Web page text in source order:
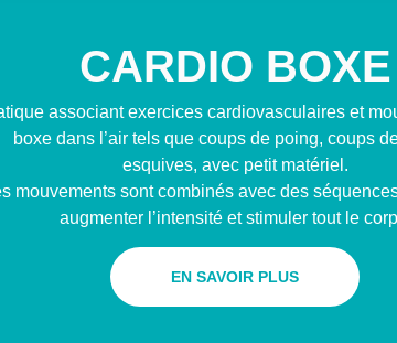
CARDIO BOXE
associant exercices cardiovasculaires et
boxe dans l’air tels que coups de poing, coups
esquives, avec petit matériel.
mouvements sont combinés avec des
augmenter l’intensité et stimuler tout le
EN SAVOIR PLUS